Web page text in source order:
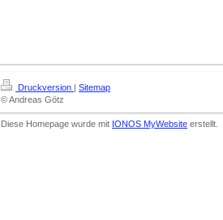
Druckversion | Sitemap
© Andreas Götz
Diese Homepage wurde mit IONOS MyWebsite erstellt.